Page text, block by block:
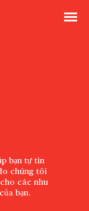
bạn tự tin
chúng tôi
các nhu
bạn.